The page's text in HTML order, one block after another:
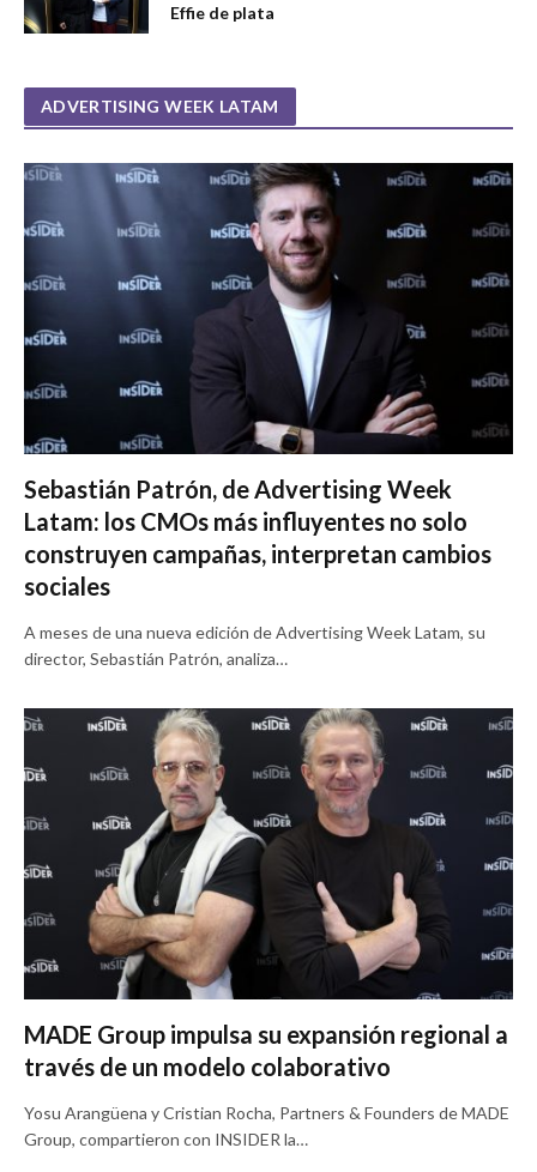
Effie de plata
ADVERTISING WEEK LATAM
Sebastián Patrón, de Advertising Week
Latam: los CMOs más influyentes no solo
construyen campañas, interpretan cambios
sociales
A meses de una nueva edición de Advertising Week Latam, su
director, Sebastián Patrón, analiza…
MADE Group impulsa su expansión regional a
través de un modelo colaborativo
Yosu Arangüena y Cristian Rocha, Partners & Founders de MADE
Group, compartieron con INSIDER la…